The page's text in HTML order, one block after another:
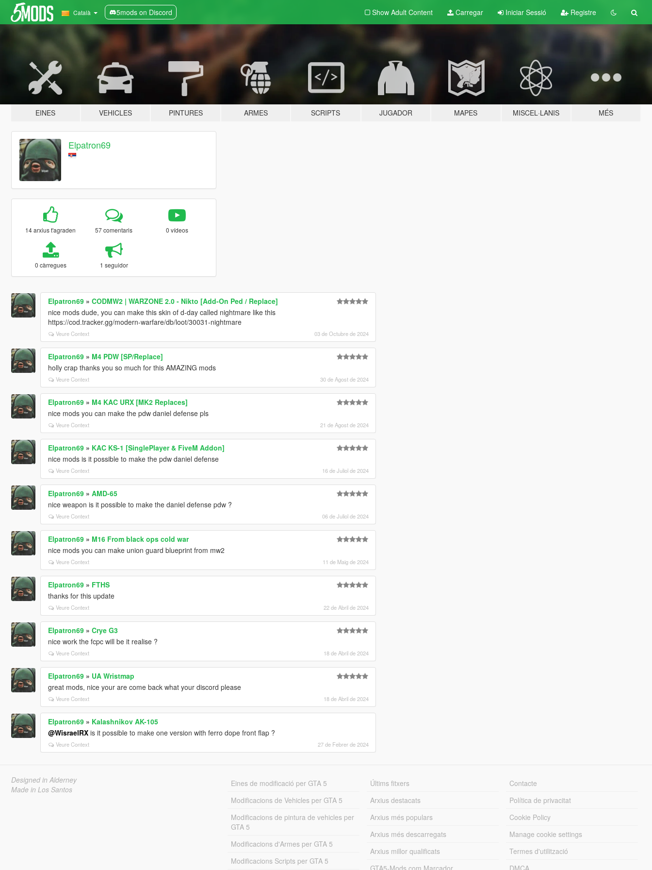
Català 5mods on Discord Show Adult Content Carregar Iniciar Sessió Registre
EINES VEHICLES PINTURES ARMES SCRIPTS JUGADOR MAPES MISCEL·LANIS MÉS
Elpatron69
14 arxius t'agraden 57 comentaris 0 vídeos
0 càrregues 1 seguidor
Elpatron69» CODMW2 | WARZONE 2.0 - Nikto [Add-On Ped / Replace]
nice mods dude, you can make this skin of d-day called nightmare like this
https://cod.tracker.gg/modern-warfare/db/loot/30031-nightmare
Veure Context 03 de Octubre de 2024
Elpatron69» M4 PDW [SP/Replace]
holly crap thanks you so much for this AMAZING mods
Veure Context 30 de Agost de 2024
Elpatron69» M4 KAC URX [MK2 Replaces]
nice mods you can make the pdw daniel defense pls
Veure Context 21 de Agost de 2024
Elpatron69» KAC KS-1 [SinglePlayer & FiveM Addon]
nice mods is it possible to make the pdw daniel defense
Veure Context 16 de Juliol de 2024
Elpatron69» AMD-65
nice weapon is it possible to make the daniel defense pdw ?
Veure Context 06 de Juliol de 2024
Elpatron69» M16 From black ops cold war
nice mods you can make union guard blueprint from mw2
Veure Context 11 de Maig de 2024
Elpatron69» FTHS
thanks for this update
Veure Context 22 de Abril de 2024
Elpatron69» Crye G3
nice work the fcpc will be it realise ?
Veure Context 18 de Abril de 2024
Elpatron69» UA Wristmap
great mods, nice your are come back what your discord please
Veure Context 18 de Abril de 2024
Elpatron69» Kalashnikov AK-105
@WisraelRXis it possible to make one version with ferro dope front flap ?
Veure Context 27 de Febrer de 2024
Designed in Alderney
Made in Los Santos
Eines de modificació per GTA 5
Modificacions de Vehicles per GTA 5
Modificacions de pintura de vehicles per
GTA 5
Modificacions d'Armes per GTA 5
Modificacions Scripts per GTA 5
Últims fitxers
Arxius destacats
Arxius més populars
Arxius més descarregats
Arxius millor qualificats
GTA5-Mods.com Marcador
Contacte
Política de privacitat
Cookie Policy
Manage cookie settings
Termes d'utilització
DMCA